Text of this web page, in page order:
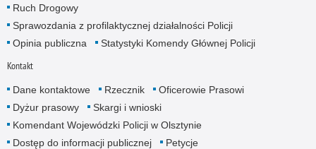
Ruch Drogowy
Sprawozdania z profilaktycznej działalności Policji
Opinia publiczna
Statystyki Komendy Głównej Policji
Kontakt
Dane kontaktowe Rzecznik
Oficerowie Prasowi
Dyżur prasowy
Skargi i wnioski
Komendant Wojewódzki Policji w Olsztynie
Dostęp do informacji publicznej
Petycje